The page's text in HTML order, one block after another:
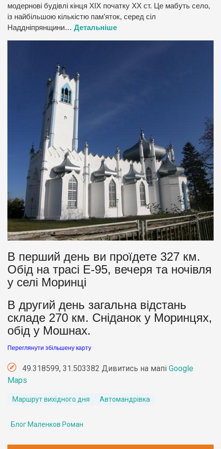
модернові будівлі кінця ХІХ початку ХХ ст. Це мабуть село,
із найбільшою кількістю пам’яток, серед сіл
Наддніпрянщини… Детальніше
В перший день ви проїдете 327 км.
Обід на трасі Е-95, вечеря та ночівля
у селі Моринці
В другий день загальна відстань
складе 270 км. Сніданок у Моринцях,
обід у Мошнах.
Переглянути збільшену карту
49.318599, 31.503382 Дивитись на мапі Google
Maps
Маршрут вихідного дня Автомандрівка
Блог Маленков Роман